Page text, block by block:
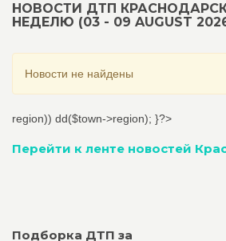
НОВОСТИ ДТП
НЕДЕЛЮ (03 - 09 AUGUST
Новости не найдены
region)) dd($town->region); }?>
Перейти к ленте новостей
Подборка ДТП за